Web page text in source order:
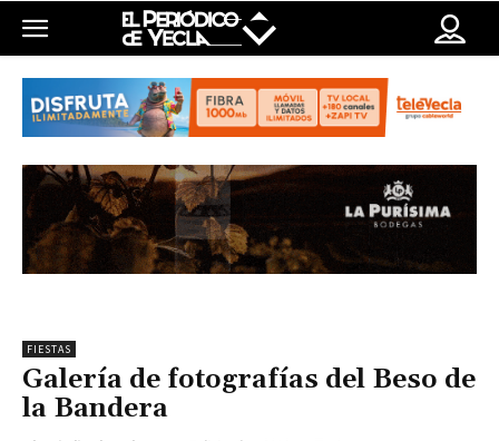
FIESTAS
Galería de fotografías del Beso de
la Bandera